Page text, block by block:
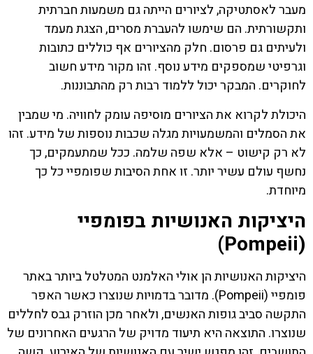
מעבר לאסתטיקה, לציורים הייתה גם משמעות חברתית
ותקשורתית. הם שימשו להעברת מסרים, הצגת מעמד
ולעיתים גם פרסום. חלק מהציורים אף כוללים כתובות
וגרפיטי שמספקים מידע נוסף. זהו מקור מידע חשוב
לחוקרים. המבקר יכול ללמוד רבות רק מהתבוננות.
היכולת לקרוא את הציורים מוסיפה עומק לחוויה. מי שמבין
את הסמלים והמשמעויות מגלה שכבות נוספות של מידע. זהו
לא רק קישוט – אלא שפה שלמה. ככל שמתעמקים, כך
נחשף עולם עשיר יותר. זו אחת הסיבות שפומפיי כל כך
מיוחדת.
היציקות האנושיות בפומפיי
(Pompeii)
היציקות האנושיות הן אולי האלמנט המטלטל ביותר באתר
פומפיי (Pompeii). מדובר בדמויות שנוצרו כאשר האפר
התקשה סביב גופות האנשים, ולאחר מכן הוזרק גבס לחללים
שנוצרו. התוצאה היא תיעוד מדויק של הרגעים האחרונים של